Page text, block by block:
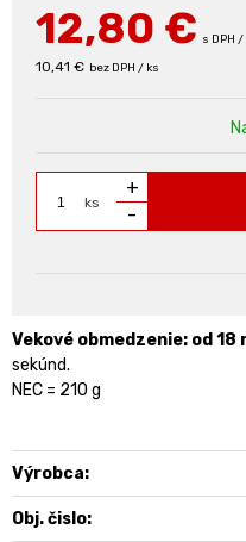
12,80 € s DPH /
10,41 € bez DPH / ks
ks
+
-
Vekové obmedzenie: od 18
sekúnd.
NEC = 210 g
Výrobca:
Obj. čislo: